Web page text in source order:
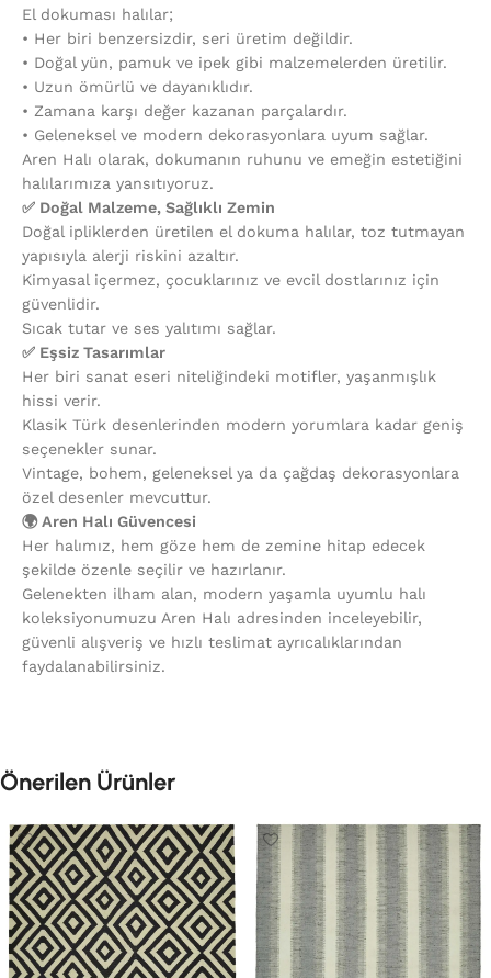
El dokuması halılar;
•⁠ ⁠Her biri benzersizdir, seri üretim değildir.
•⁠ ⁠Doğal yün, pamuk ve ipek gibi malzemelerden üretilir.
•⁠ ⁠Uzun ömürlü ve dayanıklıdır.
•⁠ ⁠Zamana karşı değer kazanan parçalardır.
•⁠ ⁠Geleneksel ve modern dekorasyonlara uyum sağlar.
Aren Halı olarak, dokumanın ruhunu ve emeğin estetiğini
halılarımıza yansıtıyoruz.
✅ Doğal Malzeme, Sağlıklı Zemin
Doğal ipliklerden üretilen el dokuma halılar, toz tutmayan
yapısıyla alerji riskini azaltır.
Kimyasal içermez, çocuklarınız ve evcil dostlarınız için
güvenlidir.
Sıcak tutar ve ses yalıtımı sağlar.
✅ Eşsiz Tasarımlar
Her biri sanat eseri niteliğindeki motifler, yaşanmışlık
hissi verir.
Klasik Türk desenlerinden modern yorumlara kadar geniş
seçenekler sunar.
Vintage, bohem, geleneksel ya da çağdaş dekorasyonlara
özel desenler mevcuttur.
🌍 Aren Halı Güvencesi
Her halımız, hem göze hem de zemine hitap edecek
şekilde özenle seçilir ve hazırlanır.
Gelenekten ilham alan, modern yaşamla uyumlu halı
koleksiyonumuzu Aren Halı adresinden inceleyebilir,
güvenli alışveriş ve hızlı teslimat ayrıcalıklarından
faydalanabilirsiniz.
Önerilen Ürünler